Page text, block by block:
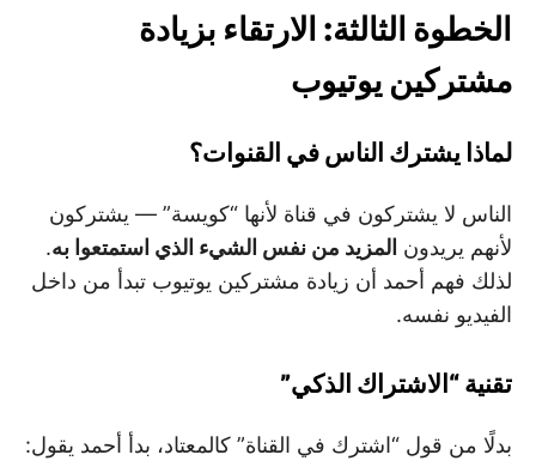
الخطوة الثالثة: الارتقاء بزيادة
مشتركين يوتيوب
لماذا يشترك الناس في القنوات؟
الناس لا يشتركون في قناة لأنها “كويسة” — يشتركون
لأنهم يريدون المزيد من نفس الشيء الذي استمتعوا به.
لذلك فهم أحمد أن زيادة مشتركين يوتيوب تبدأ من داخل
الفيديو نفسه.
تقنية “الاشتراك الذكي”
بدلًا من قول “اشترك في القناة” كالمعتاد، بدأ أحمد يقول: